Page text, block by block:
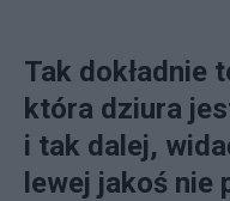
Tak dokładnie
która dziura
i tak dalej,
lewej jakoś nie